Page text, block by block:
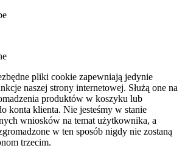
pliki cookie zapewniają jedynie
naszej strony internetowej. Służą one na
produktów w koszyku lub
konta klienta. Nie jesteśmy w stanie
wniosków na temat użytkownika, a
w ten sposób nigdy nie zostaną
trzecim.